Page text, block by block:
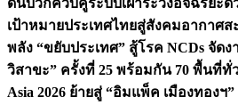
ดันบวกควบคู่ระบบเฝ้าระวังอัจฉริยะด้
เป้าหมายประเทศไทยสู่สังคมอากาศส
พลัง “ขยับประเทศ” สู้โรค NCDs จัดง
วิสาขะ” ครั้งที่ 25 พร้อมกัน 70 พื้นที่ทั่
Asia 2026 ย้ายสู่ “อิมแพ็ค เมืองทอง